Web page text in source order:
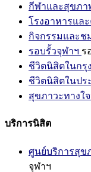
กีฬาและสุขภ
โรงอาหารและ
กิจกรรมและช
รอบรั้วจุฬาฯ ร
ชีวิตนิสิตในกรุ
ชีวิตนิสิตในปร
สุขภาวะทางใ
บริการนิสิต
ศูนย์บริการสุข
จุฬาฯ